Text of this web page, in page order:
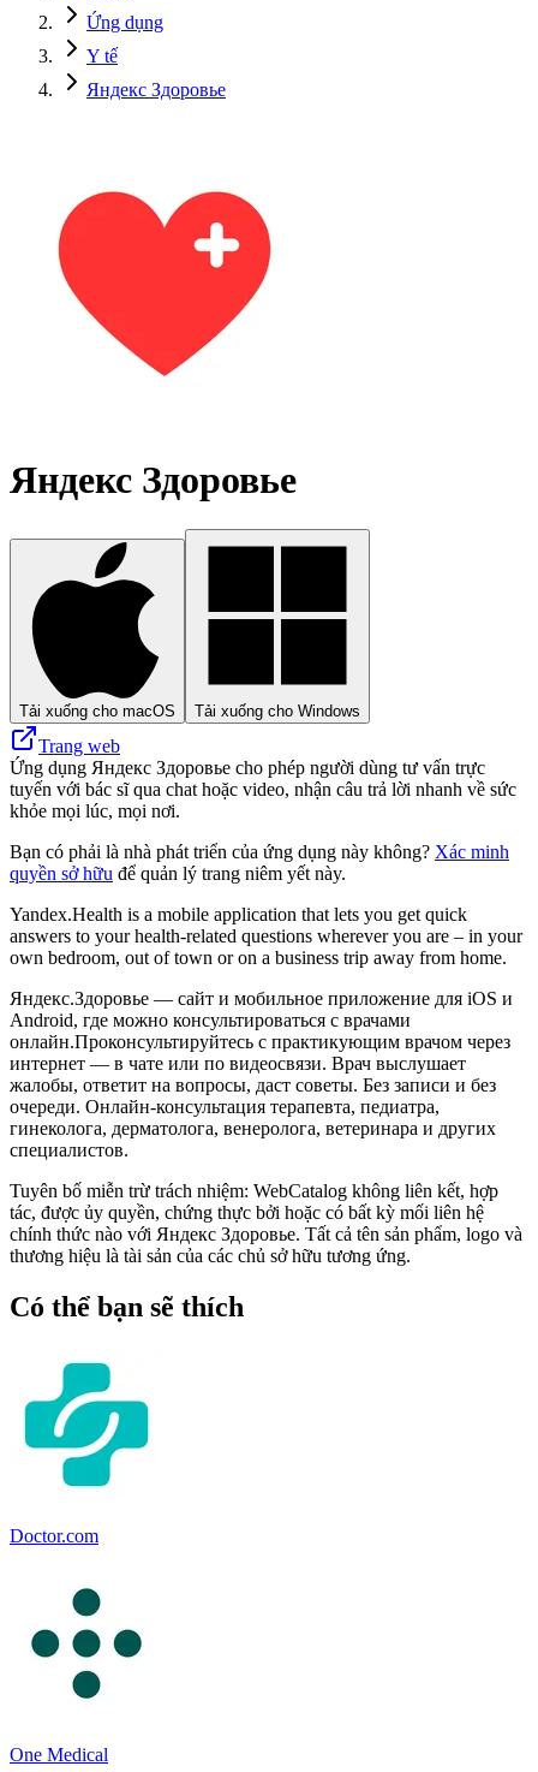
Ứng dụng
Y tế
Яндекс Здоровье
Яндекс Здоровье
Tải xuống cho macOS Tải xuống cho Windows
Trang web
Ứng dụng Яндекс Здоровье cho phép người dùng tư vấn trực
tuyến với bác sĩ qua chat hoặc video, nhận câu trả lời nhanh về sức
khỏe mọi lúc, mọi nơi.
Bạn có phải là nhà phát triển của ứng dụng này không? Xác minh
quyền sở hữu để quản lý trang niêm yết này.
Yandex.Health is a mobile application that lets you get quick
answers to your health-related questions wherever you are – in your
own bedroom, out of town or on a business trip away from home.
Яндекс.Здоровье — сайт и мобильное приложение для iOS и
Android, где можно консультироваться с врачами
онлайн.Проконсультируйтесь с практикующим врачом через
интернет — в чате или по видеосвязи. Врач выслушает
жалобы, ответит на вопросы, даст советы. Без записи и без
очереди. Онлайн-консультация терапевта, педиатра,
гинеколога, дерматолога, венеролога, ветеринара и других
специалистов.
Tuyên bố miễn trừ trách nhiệm: WebCatalog không liên kết, hợp
tác, được ủy quyền, chứng thực bởi hoặc có bất kỳ mối liên hệ
chính thức nào với Яндекс Здоровье. Tất cả tên sản phẩm, logo và
thương hiệu là tài sản của các chủ sở hữu tương ứng.
Có thể bạn sẽ thích
Doctor.com
One Medical